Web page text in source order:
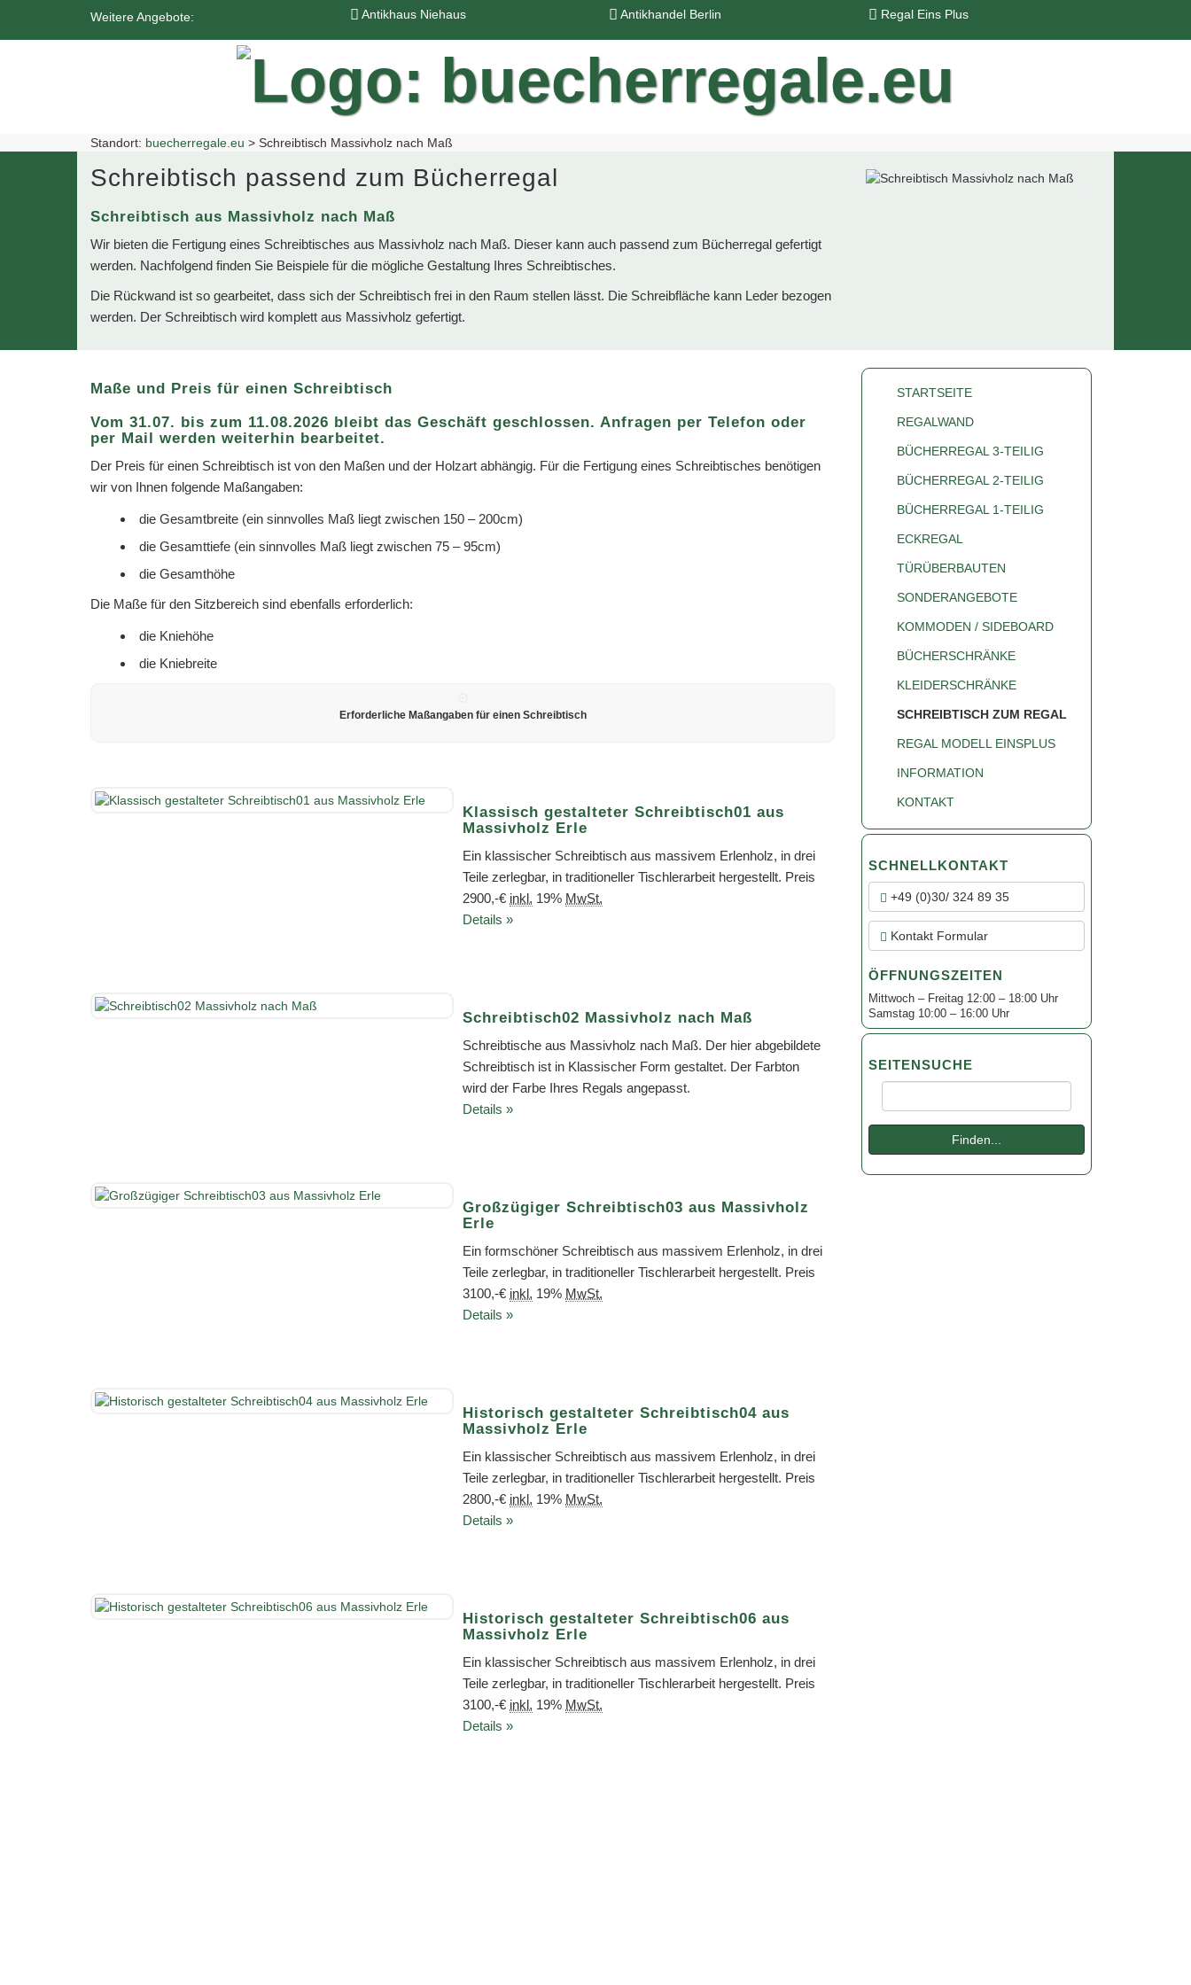
springen
Weitere Angebote: Antikhaus Niehaus Antikhandel Berlin Regal Eins Plus
Standort: buecherregale.eu > Schreibtisch Massivholz nach Maß
Schreibtisch passend zum Bücherregal
Schreibtisch aus Massivholz nach Maß
Wir bieten die Fertigung eines Schreibtisches aus Massivholz nach Maß. Dieser kann auch passend zum Bücherregal gefertigt
werden. Nachfolgend finden Sie Beispiele für die mögliche Gestaltung Ihres Schreibtisches.
Die Rückwand ist so gearbeitet, dass sich der Schreibtisch frei in den Raum stellen lässt. Die Schreibfläche kann Leder bezogen
werden. Der Schreibtisch wird komplett aus Massivholz gefertigt.
Maße und Preis für einen Schreibtisch
Vom 31.07. bis zum 11.08.2026 bleibt das Geschäft geschlossen. Anfragen per Telefon oder
per Mail werden weiterhin bearbeitet.
Der Preis für einen Schreibtisch ist von den Maßen und der Holzart abhängig. Für die Fertigung eines Schreibtisches benötigen
wir von Ihnen folgende Maßangaben:
die Gesamtbreite (ein sinnvolles Maß liegt zwischen 150 – 200cm)
die Gesamttiefe (ein sinnvolles Maß liegt zwischen 75 – 95cm)
die Gesamthöhe
Die Maße für den Sitzbereich sind ebenfalls erforderlich:
die Kniehöhe
die Kniebreite
Erforderliche Maßangaben für einen Schreibtisch
Klassisch gestalteter Schreibtisch01 aus
Massivholz Erle
Ein klassischer Schreibtisch aus massivem Erlenholz, in drei
Teile zerlegbar, in traditioneller Tischlerarbeit hergestellt. Preis
2900,-€ inkl. 19% MwSt.
Details »
Schreibtisch02 Massivholz nach Maß
Schreibtische aus Massivholz nach Maß. Der hier abgebildete
Schreibtisch ist in Klassischer Form gestaltet. Der Farbton
wird der Farbe Ihres Regals angepasst.
Details »
Großzügiger Schreibtisch03 aus Massivholz
Erle
Ein formschöner Schreibtisch aus massivem Erlenholz, in drei
Teile zerlegbar, in traditioneller Tischlerarbeit hergestellt. Preis
3100,-€ inkl. 19% MwSt.
Details »
Historisch gestalteter Schreibtisch04 aus
Massivholz Erle
Ein klassischer Schreibtisch aus massivem Erlenholz, in drei
Teile zerlegbar, in traditioneller Tischlerarbeit hergestellt. Preis
2800,-€ inkl. 19% MwSt.
Details »
Historisch gestalteter Schreibtisch06 aus
Massivholz Erle
Ein klassischer Schreibtisch aus massivem Erlenholz, in drei
Teile zerlegbar, in traditioneller Tischlerarbeit hergestellt. Preis
3100,-€ inkl. 19% MwSt.
Details »
STARTSEITE
REGALWAND
BÜCHERREGAL 3-TEILIG
BÜCHERREGAL 2-TEILIG
BÜCHERREGAL 1-TEILIG
ECKREGAL
TÜRÜBERBAUTEN
SONDERANGEBOTE
KOMMODEN / SIDEBOARD
BÜCHERSCHRÄNKE
KLEIDERSCHRÄNKE
SCHREIBTISCH ZUM REGAL
REGAL MODELL EINSPLUS
INFORMATION
KONTAKT
SCHNELLKONTAKT
+49 (0)30/ 324 89 35
Kontakt Formular
ÖFFNUNGSZEITEN
Mittwoch – Freitag 12:00 – 18:00 Uhr
Samstag 10:00 – 16:00 Uhr
SEITENSUCHE
Suche:
Finden...